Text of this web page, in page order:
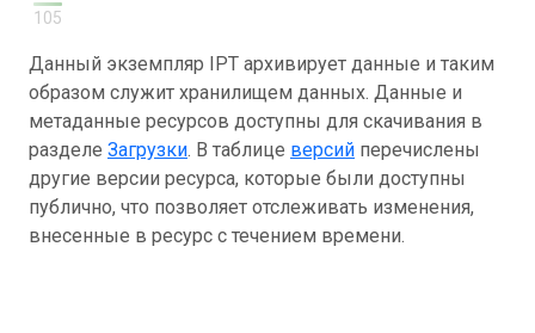
105
Данный экземпляр IPT архивирует данные и таким
образом служит хранилищем данных. Данные и
метаданные ресурсов доступны для скачивания в
разделе Загрузки. В таблице версий перечислены
другие версии ресурса, которые были доступны
публично, что позволяет отслеживать изменения,
внесенные в ресурс с течением времени.